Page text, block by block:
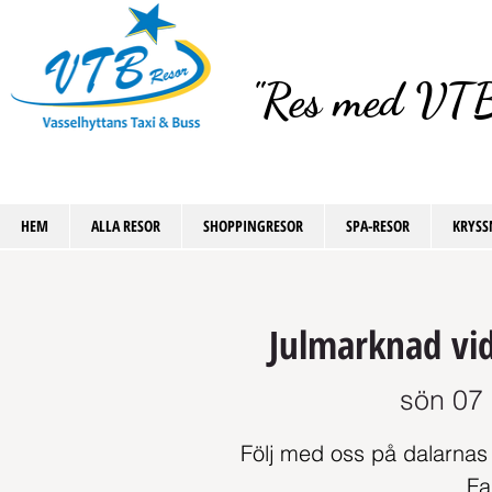
"Res med
HEM ALLA RESOR SHOPPINGRESOR SPA-RESOR
Julmarknad
sön 07
Följ med oss på